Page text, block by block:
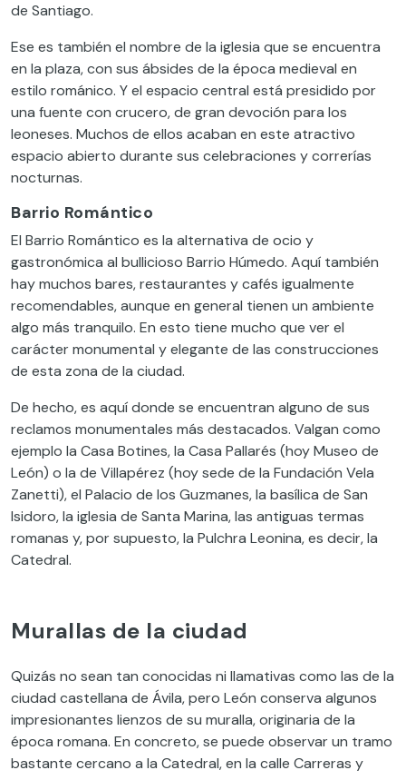
de Santiago.
Ese es también el nombre de la iglesia que se encuentra
en la plaza, con sus ábsides de la época medieval en
estilo románico. Y el espacio central está presidido por
una fuente con crucero, de gran devoción para los
leoneses. Muchos de ellos acaban en este atractivo
espacio abierto durante sus celebraciones y correrías
nocturnas.
Barrio Romántico
El Barrio Romántico es la alternativa de ocio y
gastronómica al bullicioso Barrio Húmedo. Aquí también
hay muchos bares, restaurantes y cafés igualmente
recomendables, aunque en general tienen un ambiente
algo más tranquilo. En esto tiene mucho que ver el
carácter monumental y elegante de las construcciones
de esta zona de la ciudad.
De hecho, es aquí donde se encuentran alguno de sus
reclamos monumentales más destacados. Valgan como
ejemplo la Casa Botines, la Casa Pallarés (hoy Museo de
León) o la de Villapérez (hoy sede de la Fundación Vela
Zanetti), el Palacio de los Guzmanes, la basílica de San
Isidoro, la iglesia de Santa Marina, las antiguas termas
romanas y, por supuesto, la Pulchra Leonina, es decir, la
Catedral.
Murallas de la ciudad
Quizás no sean tan conocidas ni llamativas como las de la
ciudad castellana de Ávila, pero León conserva algunos
impresionantes lienzos de su muralla, originaria de la
época romana. En concreto, se puede observar un tramo
bastante cercano a la Catedral, en la calle Carreras y